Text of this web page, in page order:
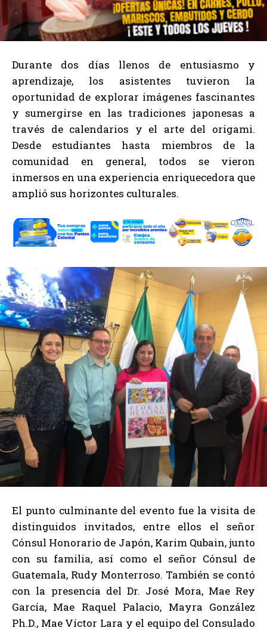
Durante dos días llenos de entusiasmo y
aprendizaje, los asistentes tuvieron la
oportunidad de explorar imágenes fascinantes
y sumergirse en las tradiciones japonesas a
través de calendarios y el arte del origami.
Desde estudiantes hasta miembros de la
comunidad en general, todos se vieron
inmersos en una experiencia enriquecedora que
amplió sus horizontes culturales.
El punto culminante del evento fue la visita de
distinguidos invitados, entre ellos el señor
Cónsul Honorario de Japón, Karim Qubain, junto
con su familia, así como el señor Cónsul de
Guatemala, Rudy Monterroso. También se contó
con la presencia del Dr. José Mora, Mae Rey
García, Mae Raquel Palacio, Mayra González
Ph.D., Mae Víctor Lara y el equipo del Consulado